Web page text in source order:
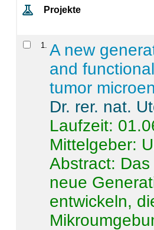
Projekte
1
A new
and
tumor
Dr. rer. nat.
Laufzeit:
Mittelgeber:
Abstract:
neue
entwickeln,